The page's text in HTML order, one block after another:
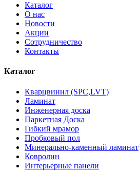
Каталог
О нас
Новости
Акции
Сотрудничество
Контакты
Каталог
Кварцвинил (SPC,LVT)
Ламинат
Инженерная доска
Паркетная Доска
Гибкий мрамор
Пробковый пол
Минерально-каменный ламинат
Ковролин
Интерьерные панели